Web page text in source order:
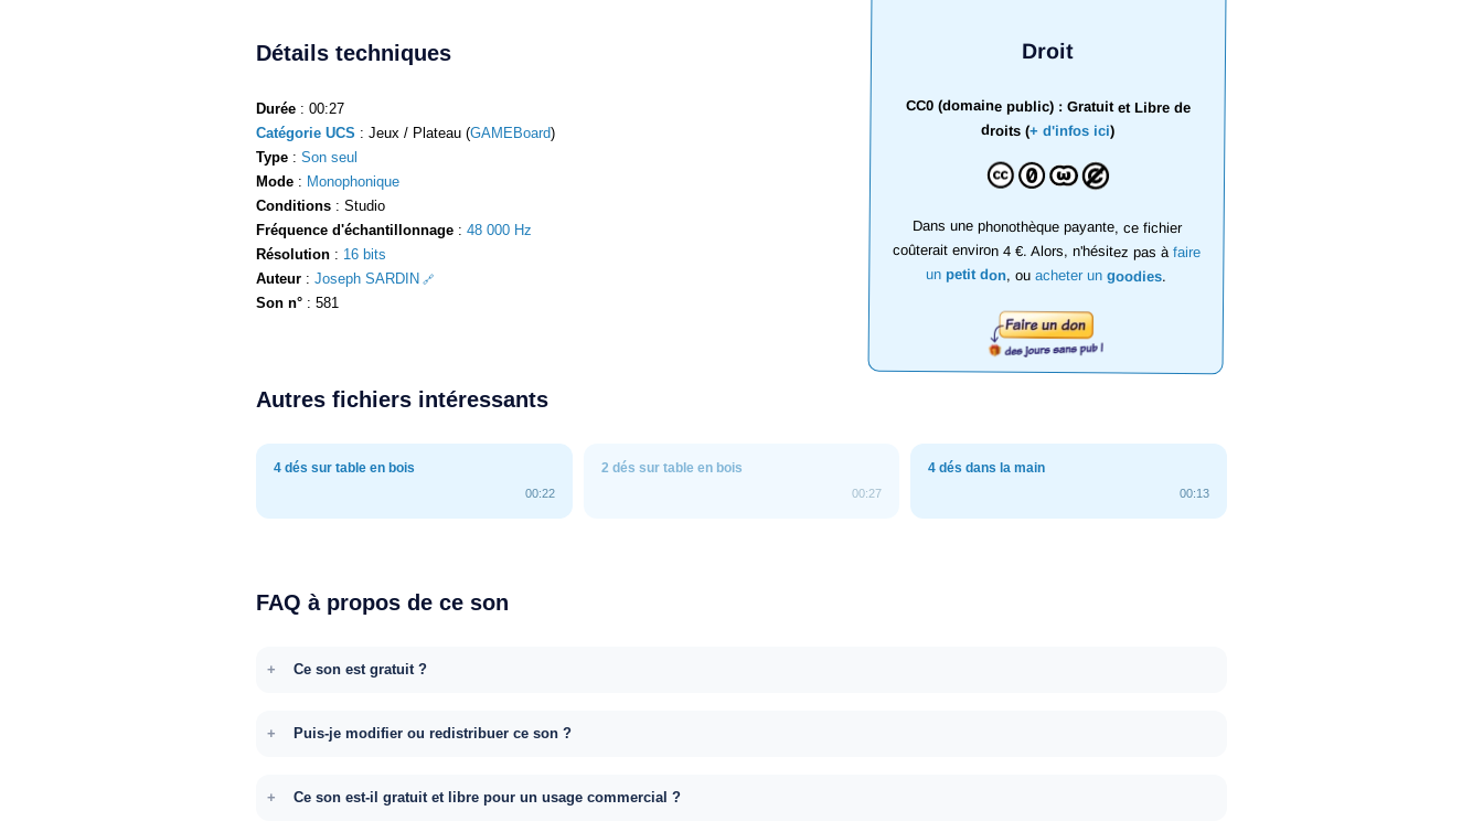
Droit
CC0 (domaine public) : Gratuit et Libre de
droits (+ d'infos ici)
Dans une phonothèque payante, ce fichier
coûterait environ 4 €. Alors, n'hésitez pas àfaire
un petit don, ouacheter ungoodies.
Détails techniques
Durée : 00:27
Catégorie UCS : Jeux / Plateau (GAMEBoard)
Type : Son seul
Mode : Monophonique
Conditions : Studio
Fréquence d'échantillonnage : 48 000 Hz
Résolution : 16 bits
Auteur : Joseph SARDIN
Son n° : 581
Autres fichiers intéressants
4 dés sur table en bois
00:22
2 dés sur table en bois
00:27
4 dés dans la main
00:13
FAQ à propos de ce son
Ce son est gratuit ?
Puis-je modifier ou redistribuer ce son ?
Ce son est-il gratuit et libre pour un usage commercial ?